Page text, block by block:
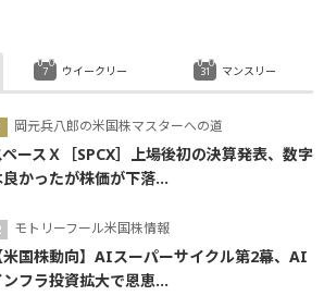
岡元兵八郎の米国株マスターへの道
ペースＸ［SPCX］上場後初の決算発表、数字
良かったが株価が下落...
モトリーフール米国株情報
米国株動向】AIスーパーサイクル第2幕、AI
ンフラ投資拡大で恩恵...
ウイークリー マンスリー